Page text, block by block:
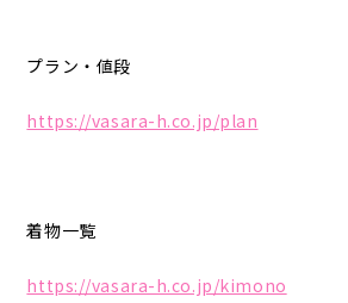
プラン・値段
https://vasara-h.co.jp/plan
着物一覧
https://vasara-h.co.jp/kimono